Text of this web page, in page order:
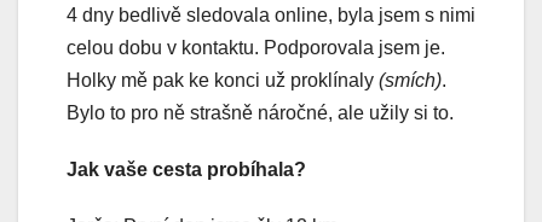
4 dny bedlivě sledovala online, byla jsem s nimi
celou dobu v kontaktu. Podporovala jsem je.
Holky mě pak ke konci už proklínaly (smích).
Bylo to pro ně strašně náročné, ale užily si to.
Jak vaše cesta probíhala?